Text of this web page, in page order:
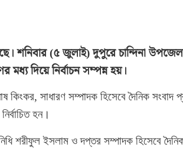
শনিবার (৫ জুলাই) দুপুরে চান্দিনা
মধ্য দিয়ে নির্বাচন সম্পন্ন হয়।
কিংকর, সাধারণ সম্পাদক হিসেবে দৈনিক সংবাদ
হন।
শরীফুল ইসলাম ও দপ্তর সম্পাদক হিসেবে